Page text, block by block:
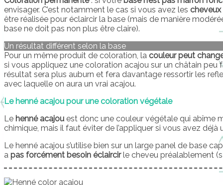
envisager. C’est notamment le cas si vous avez les cheveux
être réalisée pour éclaircir la base (mais de manière
base ne doit pas non plus être claire).
Un résultat différent selon la base
Pour un même produit de coloration, la couleur peut
si vous appliquez une coloration acajou sur un châtain peu
résultat sera plus auburn et fera davantage ressortir les
avec laquelle on aura un vrai acajou.
Le henné acajou pour une coloration végétale
Le henné acajou est donc une couleur végétale qui abîme
chimique, mais il faut éviter de l’appliquer si vous avez
Le henné acajou s’utilise bien sur un large panel de base
a pas forcément besoin éclaircirle cheveu préalablement